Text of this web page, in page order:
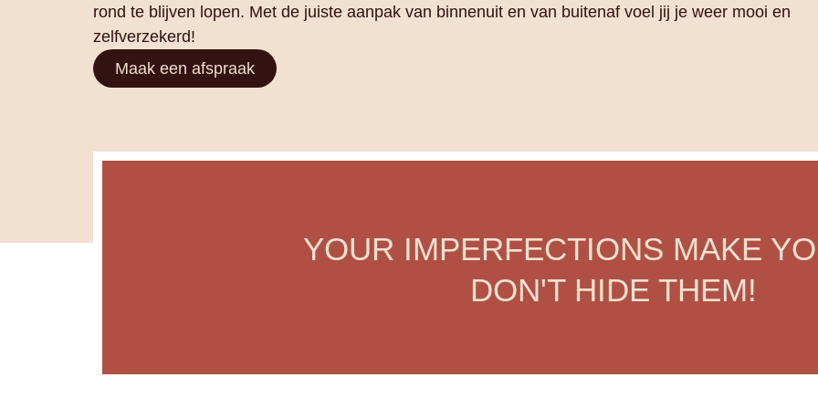
rond te blijven lopen. Met de juiste aanpak van binnenuit en van buitenaf voel jij je weer mooi en
zelfverzekerd!
Maak een afspraak
YOUR IMPERFECTIONS MAKE
DON'T HIDE THEM!